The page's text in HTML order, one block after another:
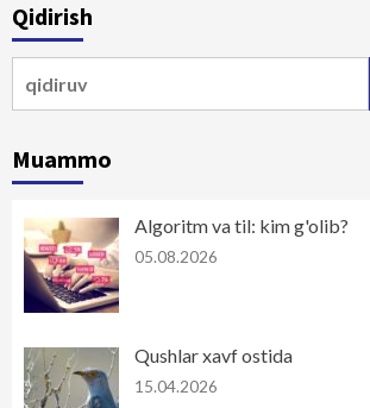
Qidirish
Muammo
Algoritm va til: kim g'olib?
05.08.2026
Qushlar xavf ostida
15.04.2026